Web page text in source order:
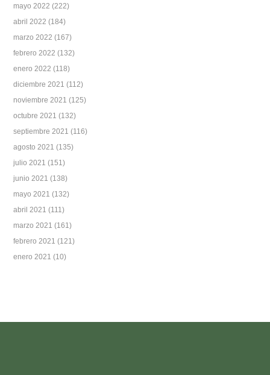
mayo 2022 (222)
abril 2022 (184)
marzo 2022 (167)
febrero 2022 (132)
enero 2022 (118)
diciembre 2021 (112)
noviembre 2021 (125)
octubre 2021 (132)
septiembre 2021 (116)
agosto 2021 (135)
julio 2021 (151)
junio 2021 (138)
mayo 2021 (132)
abril 2021 (111)
marzo 2021 (161)
febrero 2021 (121)
enero 2021 (10)